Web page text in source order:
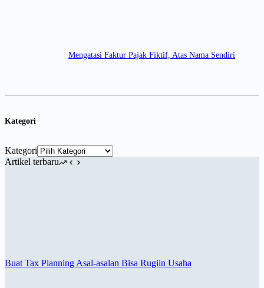
Mengatasi Faktur Pajak Fiktif, Atas Nama Sendiri
Kategori
Kategori
Artikel terbaru
Buat Tax Planning Asal-asalan Bisa Rugiin Usaha